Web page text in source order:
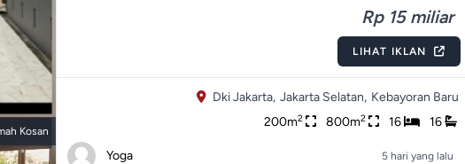
Kosan
Rp 15 miliar
LIHAT IKLAN
Dki Jakarta, Jakarta Selatan, Kebayoran Baru
200m2 800m2 16 16
Yoga 5 hari yang lalu